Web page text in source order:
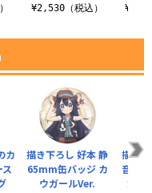
¥2,530（税込）
カ
描き下ろし 好本 静
65mm缶バッジ カ
ウガールVer.
描き
音 屋
カー